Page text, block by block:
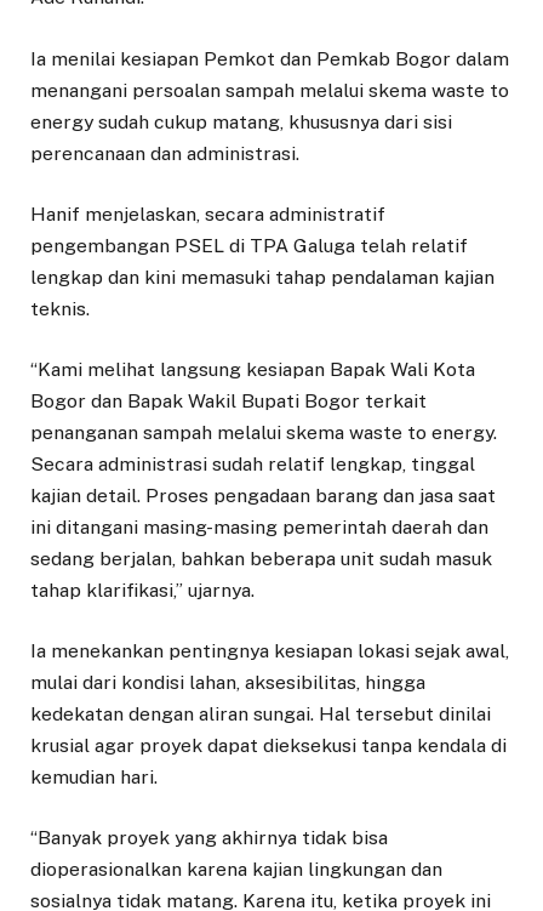
Ia menilai kesiapan Pemkot dan Pemkab Bogor dalam
menangani persoalan sampah melalui skema waste to
energy sudah cukup matang, khususnya dari sisi
perencanaan dan administrasi.
Hanif menjelaskan, secara administratif
pengembangan PSEL di TPA Galuga telah relatif
lengkap dan kini memasuki tahap pendalaman kajian
teknis.
“Kami melihat langsung kesiapan Bapak Wali Kota
Bogor dan Bapak Wakil Bupati Bogor terkait
penanganan sampah melalui skema waste to energy.
Secara administrasi sudah relatif lengkap, tinggal
kajian detail. Proses pengadaan barang dan jasa saat
ini ditangani masing-masing pemerintah daerah dan
sedang berjalan, bahkan beberapa unit sudah masuk
tahap klarifikasi,” ujarnya.
Ia menekankan pentingnya kesiapan lokasi sejak awal,
mulai dari kondisi lahan, aksesibilitas, hingga
kedekatan dengan aliran sungai. Hal tersebut dinilai
krusial agar proyek dapat dieksekusi tanpa kendala di
kemudian hari.
“Banyak proyek yang akhirnya tidak bisa
dioperasionalkan karena kajian lingkungan dan
sosialnya tidak matang. Karena itu, ketika proyek ini